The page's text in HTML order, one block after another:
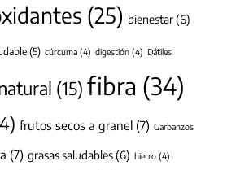
(25) bienestar(6)
(5) cúrcuma (4) digestión (4) Dátiles
(15) fibra (34)
frutos secos a granel (7) Garbanzos
(7) grasas saludables(6) hierro (4)